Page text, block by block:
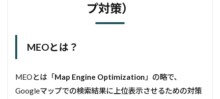
プ対策）
MEOとは？
MEOとは「Map Engine Optimization 」の略で、
Googleマップでの検索結果に上位表示させるための対策